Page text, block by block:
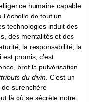
humaine capable
l’échelle de tout un
technologies induit des
des mentalités et des
la responsabilité, la
est promis, c’est
bref la pulvérisation
du divin . C’est un
surenchère
là où se sécrète notre